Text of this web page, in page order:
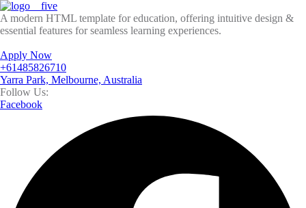
A modern HTML template for education, offering intuitive design &
essential features for seamless learning experiences.
Apply Now
+61485826710
Yarra Park, Melbourne, Australia
Follow Us:
Facebook